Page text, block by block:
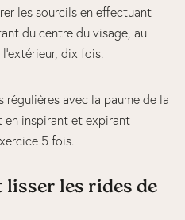
les sourcils en effectuant
du centre du visage, au
dix fois.
régulières avec la paume de la
en inspirant et expirant
5 fois.
les rides de